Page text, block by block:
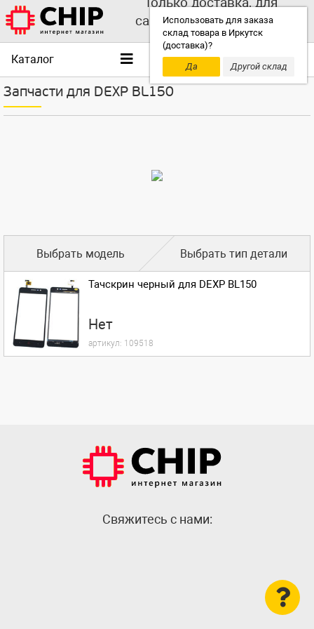
Использовать для заказа
склад товара в Иркутск
(доставка)?
Да
Другой склад
самовывоза выбирайте
другой склад!
Каталог
Запчасти для DEXP BL150
Выбрать модель Выбрать тип детали
Тачскрин черный для DEXP BL150
Нет
артикул: 109518
Cвяжитесь с нами: